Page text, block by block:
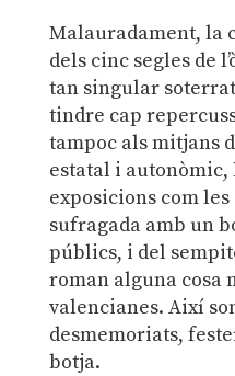
Malauradament, la
dels cinc segles de
tan singular
tindre cap
tampoc als mitjans
estatal i
exposicions com les
sufragada amb un
públics, i del
roman alguna cosa
valencianes. Així
desmemoriats,
botja.